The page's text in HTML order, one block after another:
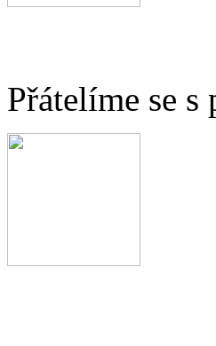
Přátelíme se